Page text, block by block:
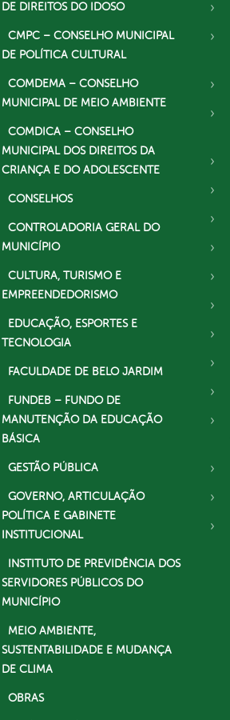
DE DIREITOS DO IDOSO
CMPC – CONSELHO MUNICIPAL
DE POLÍTICA CULTURAL
COMDEMA – CONSELHO
MUNICIPAL DE MEIO AMBIENTE
COMDICA – CONSELHO
MUNICIPAL DOS DIREITOS DA
CRIANÇA E DO ADOLESCENTE
CONSELHOS
CONTROLADORIA GERAL DO
MUNICÍPIO
CULTURA, TURISMO E
EMPREENDEDORISMO
EDUCAÇÃO, ESPORTES E
TECNOLOGIA
FACULDADE DE BELO JARDIM
FUNDEB – FUNDO DE
MANUTENÇÃO DA EDUCAÇÃO
BÁSICA
GESTÃO PÚBLICA
GOVERNO, ARTICULAÇÃO
POLÍTICA E GABINETE
INSTITUCIONAL
INSTITUTO DE PREVIDÊNCIA DOS
SERVIDORES PÚBLICOS DO
MUNICÍPIO
MEIO AMBIENTE,
SUSTENTABILIDADE E MUDANÇA
DE CLIMA
OBRAS